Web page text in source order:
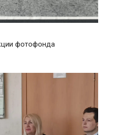
фотофонда